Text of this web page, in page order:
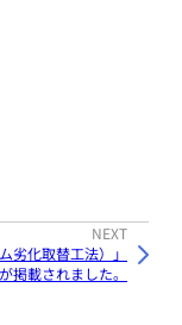
NEXT
劣化取替工法）」
掲載されました。